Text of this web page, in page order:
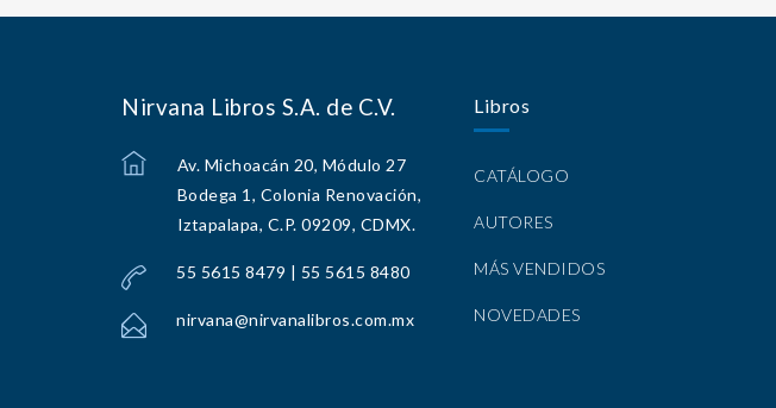
Nirvana Libros S.A. de C.V.
Av. Michoacán 20, Módulo 27
Bodega 1, Colonia Renovación,
Iztapalapa, C.P. 09209, CDMX.
55 5615 8479 | 55 5615 8480
nirvana@nirvanalibros.com.mx
Libros
CATÁLOGO
AUTORES
MÁS VENDIDOS
NOVEDADES